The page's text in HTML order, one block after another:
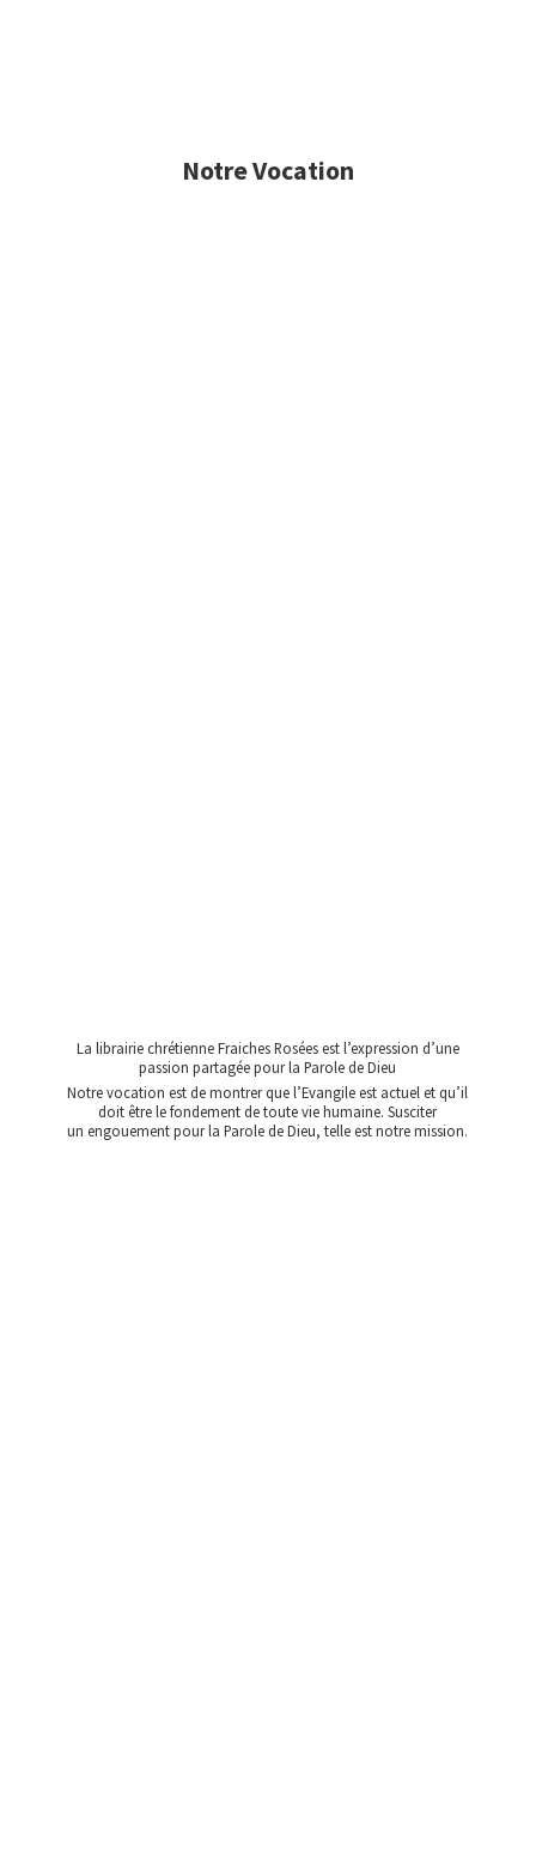
Notre Vocation
La librairie chrétienne Fraiches Rosées est l’expression d’une
passion partagée pour la Parole de Dieu
Notre vocation est de montrer que l’Evangile est actuel et qu’il
doit être le fondement de toute vie humaine. Susciter
un engouement pour la Parole de Dieu, telle estnotre mission.